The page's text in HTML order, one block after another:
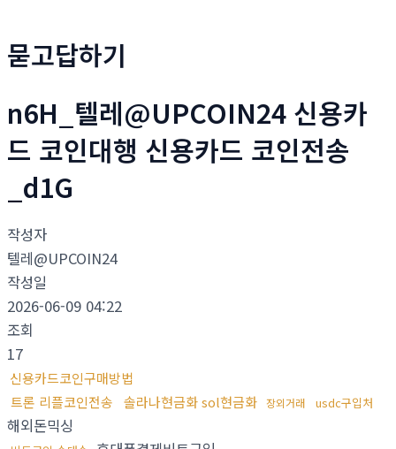
묻고답하기
n6H_텔레@UPCOIN24 신용카
드 코인대행 신용카드 코인전송
_d1G
작성자
텔레@UPCOIN24
작성일
2026-06-09 04:22
조회
17
신용카드코인구매방법
트론 리플코인전송
솔라나현금화 sol현금화 장외거래 usdc구입처
해외돈믹싱